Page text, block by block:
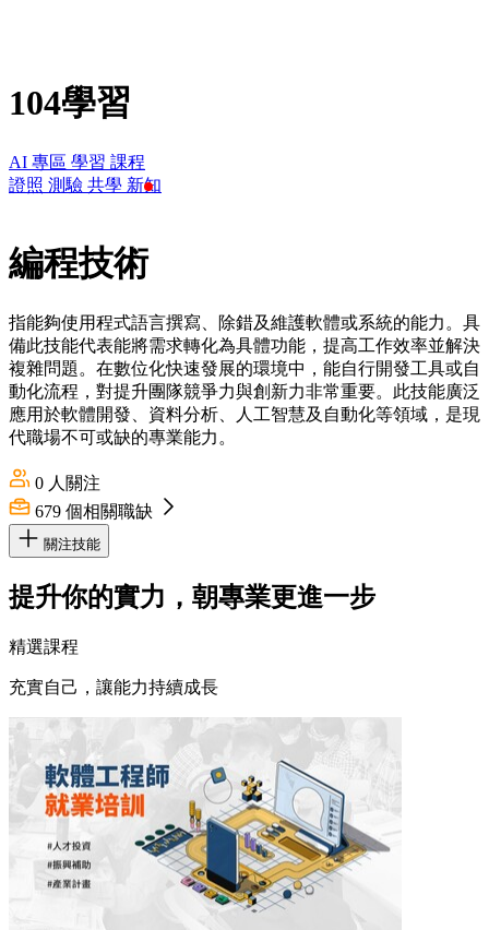
104學習
AI 專區 學習 課程
證照 測驗 共學 新知
編程技術
指能夠使用程式語言撰寫、除錯及維護軟體或系統的能力。具
備此技能代表能將需求轉化為具體功能，提高工作效率並解決
複雜問題。在數位化快速發展的環境中，能自行開發工具或自
動化流程，對提升團隊競爭力與創新力非常重要。此技能廣泛
應用於軟體開發、資料分析、人工智慧及自動化等領域，是現
代職場不可或缺的專業能力。
0 人關注
679 個相關職缺
關注技能
提升你的實力，朝專業更進一步
精選課程
充實自己，讓能力持續成長